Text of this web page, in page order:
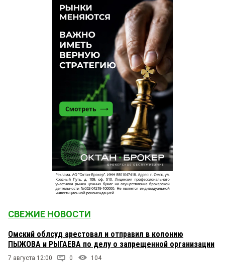
СВЕЖИЕ НОВОСТИ
Омский облсуд арестовал и отправил в колонию
ПЫЖОВА и РЫГАЕВА по делу о запрещенной организации
7 августа 12:00 0 104